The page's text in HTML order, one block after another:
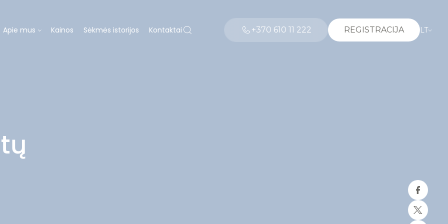
Apie mus Kainos Sėkmės istorijos Kontaktai +370 610 11 222 REGISTRACIJA LT